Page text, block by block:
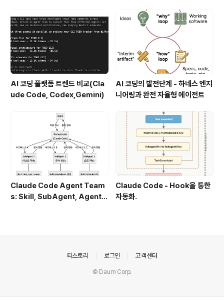
AI 코딩 플랫폼 트렌드 비교(Cla
ude Code, Codex,Gemini)
AI 코딩의 발전단계 - 하네스 엔지
니어링과 완전 자율형 에이전트
Claude Code Agent Team
s: Skill, SubAgent, Agent T
Claude Code - Hook을 통한
자동화.
티스토리 로그인 고객센터
© Daum Corp.